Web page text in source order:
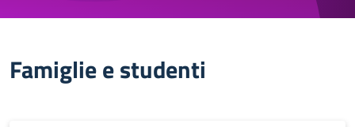
Famiglie e studenti